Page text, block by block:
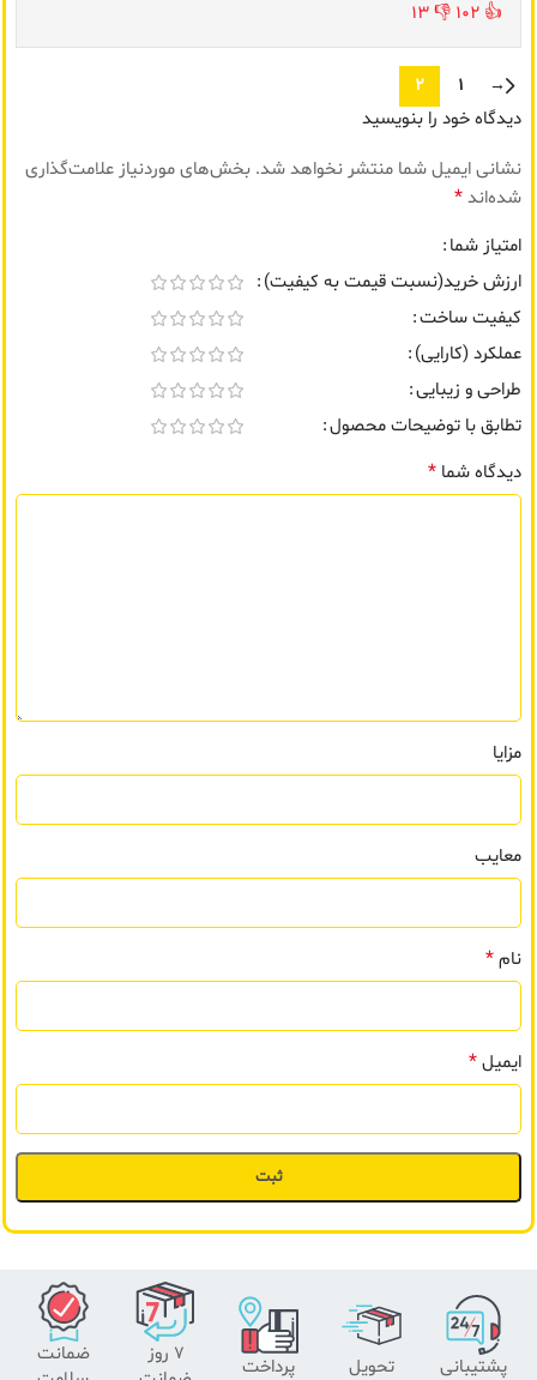
👍
102
👎
13
→
1
2
دیدگاه خود را بنویسید
نشانی ایمیل شما منتشر نخواهد شد. بخش‌های موردنیاز علامت‌گذاری
شده‌اند*
امتیاز شما
ارزش خرید(نسبت قیمت به کیفیت)
کیفیت ساخت
عملکرد (کارایی)
طراحی و زیبایی
تطابق با توضیحات محصول
دیدگاه شما *
مزایا
معایب
نام*
ایمیل*
پشتیبانی
تحویل
پرداخت
۷ روز
ضمانت